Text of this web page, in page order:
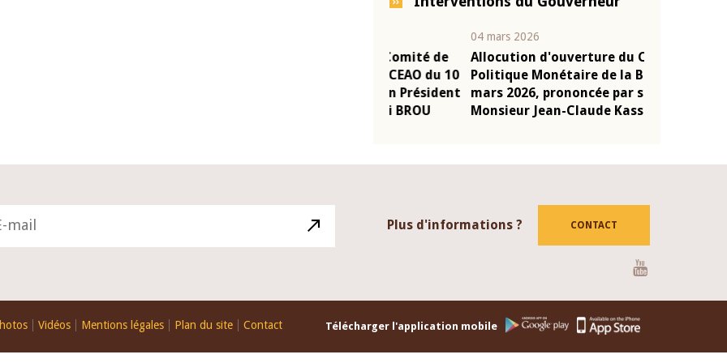
Allocution d'ouverture du Comité de
Politique Monétaire de la BCEAO du 4
mars 2026, prononcée par son Président
Monsieur Jean-Claude Kassi BROU
Plus d'informations ? CONTACT
Vidéos Mentions légales Plan du site Contact Télécharger l'application mobile